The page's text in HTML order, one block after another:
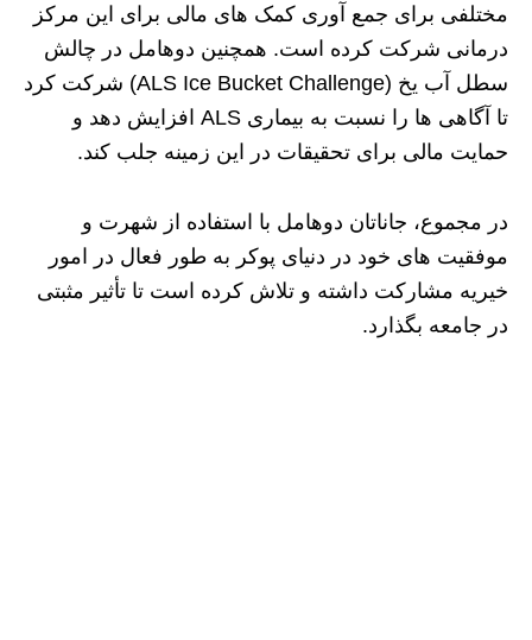
مختلفی برای جمع‌ آوری کمک‌ های مالی برای این مرکز
درمانی شرکت کرده است. همچنین دوهامل در چالش
سطل آب یخ (ALS Ice Bucket Challenge) شرکت کرد
تا آگاهی‌ ها را نسبت به بیماری ALS افزایش دهد و
حمایت مالی برای تحقیقات در این زمینه جلب کند.
در مجموع، جاناتان دوهامل با استفاده از شهرت و
موفقیت‌ های خود در دنیای پوکر به‌ طور فعال در امور
خیریه مشارکت داشته و تلاش کرده است تا تأثیر مثبتی
در جامعه بگذارد.